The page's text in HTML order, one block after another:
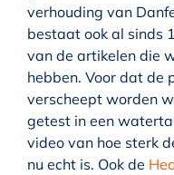
verhouding van
bestaat ook al sinds
van de artikelen die
hebben. Voor dat de
verscheept worden
getest in een
video van hoe sterk
nu echt is. Ook de